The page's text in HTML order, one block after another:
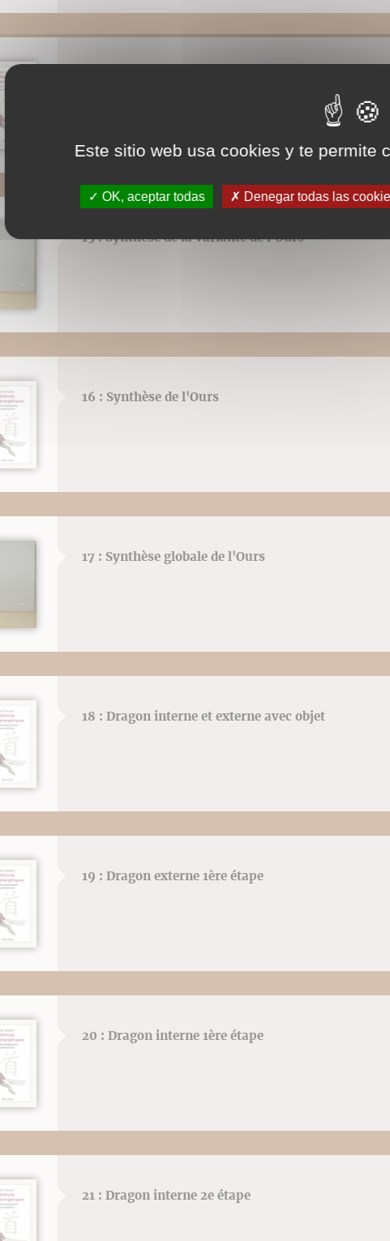
15 : Synthèse de la variante de l'Ours
16 : Synthèse de l'Ours
17 : Synthèse globale de l'Ours
18 : Dragon interne et externe avec objet
19 : Dragon externe 1ère étape
20 : Dragon interne 1ère étape
21 : Dragon interne 2e étape
Este sitio web usa cookies y te permite
OK, aceptar todas Denegar todas las